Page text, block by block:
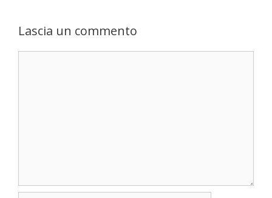
Lascia un commento